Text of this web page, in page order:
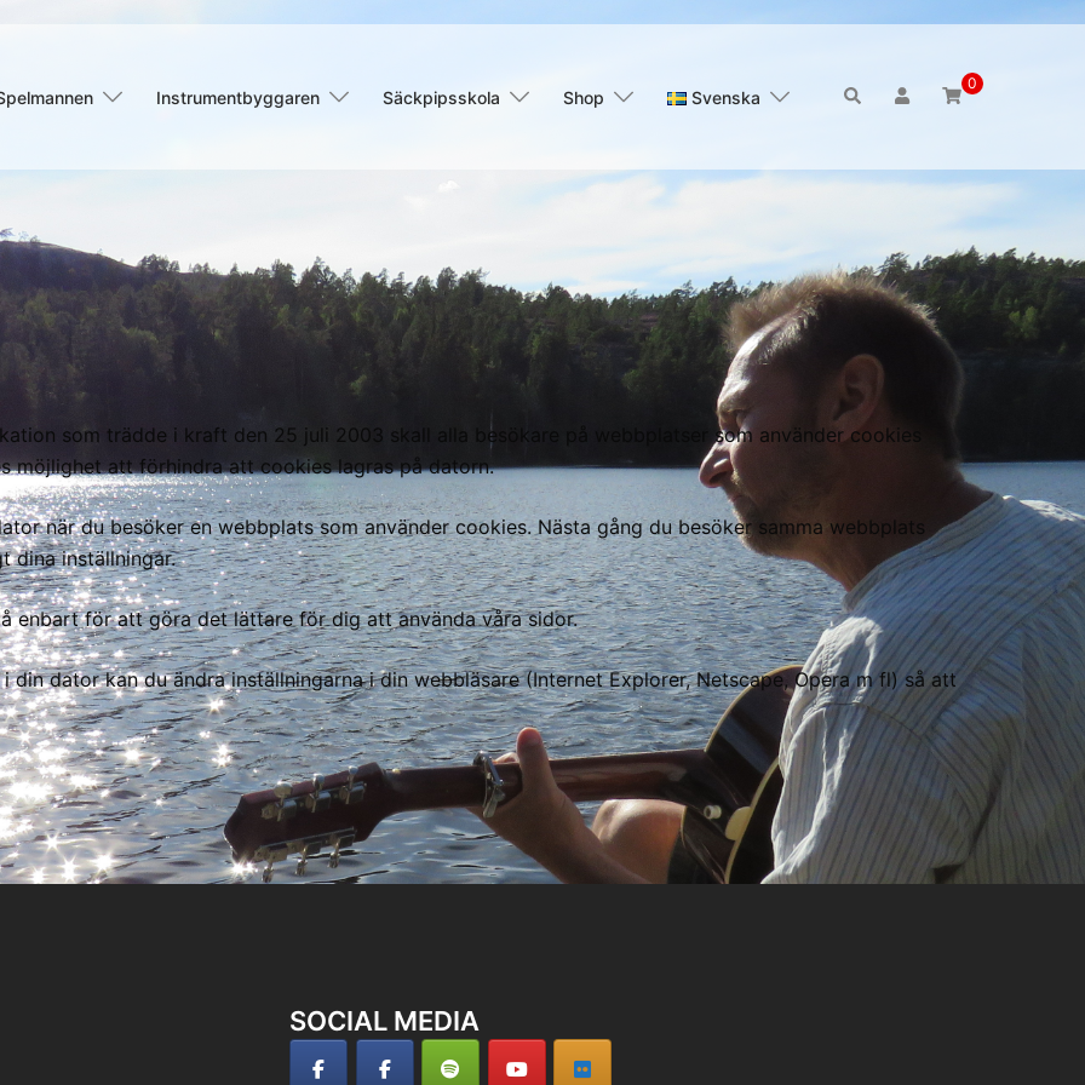
Instrumentbyggaren Säckpipsskola Shop Svenska Sök
0
som trädde i kraft den 25 juli 2003 skall alla besökare på webbplatser som använder cookies
möjlighet att förhindra att cookies lagras på datorn.
när du besöker en webbplats som använder cookies. Nästa gång du besöker samma webbplats
dina inställningar.
enbart för att göra det lättare för dig att använda våra sidor.
dator kan du ändra inställningarna i din webbläsare (Internet Explorer, Netscape, Opera m fl) så att
SOCIAL MEDIA